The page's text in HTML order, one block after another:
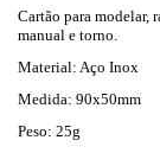
Cartão para modelar,
manual e torno.
Material: Aço Inox
Medida: 90x50mm
Peso: 25g